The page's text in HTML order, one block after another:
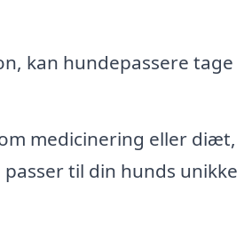
kan hundepassere tage
medicinering eller diæt,
til din hunds unikke